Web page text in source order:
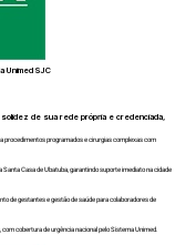
Unimed SJC
de sua rede própria e credenciada,
procedimentos programados e cirurgias complexas com
Casa de Ubatuba, garantindo suporte imediato na cidade
de gestantes e gestão de saúde para colaboradores de
cobertura de urgência nacional pelo Sistema Unimed.